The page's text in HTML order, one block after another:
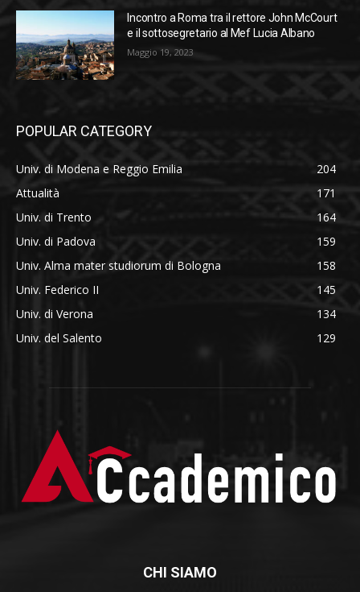
Incontro a Roma tra il rettore John McCourt
e il sottosegretario al Mef Lucia Albano
Maggio 19, 2023
POPULAR CATEGORY
Univ. di Modena e Reggio Emilia
204
Attualità
171
Univ. di Trento
164
Univ. di Padova
159
Univ. Alma mater studiorum di Bologna
158
Univ. Federico II
145
Univ. di Verona
134
Univ. del Salento
129
CHI SIAMO